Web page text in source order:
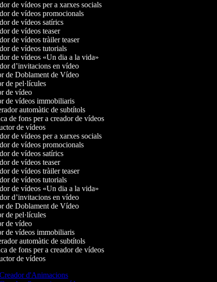
de vídeos per a xarxes socials
de vídeos promocionals
de vídeos satírics
de vídeos teaser
de vídeos tràiler teaser
de vídeos tutorials
de vídeos «Un dia a la vida»
d’invitacions en vídeo
de Doblament de Vídeo
de pel·lícules
de vídeo
de vídeos immobiliaris
automàtic de subtítols
de fons per a creador de vídeos
de vídeos
de vídeos per a xarxes socials
de vídeos promocionals
de vídeos satírics
de vídeos teaser
de vídeos tràiler teaser
de vídeos tutorials
de vídeos «Un dia a la vida»
d’invitacions en vídeo
de Doblament de Vídeo
de pel·lícules
de vídeo
de vídeos immobiliaris
automàtic de subtítols
de fons per a creador de vídeos
de vídeos
d'Animacions